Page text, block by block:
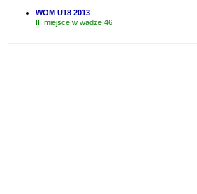
WOM U18 2013
III miejsce w wadze 46